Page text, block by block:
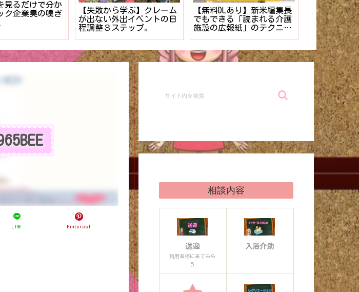
士のうちに解決
利用者様の入浴
する対策３ステ
送迎中の交通事故発生！！
二度と繰り返さない事故報
告書の書き方【マニュア
ル】
【まだ終わらない】を解
決⁉︎新人介護士でもできる
排泄介助の管理法
介護施設の
き方。【マ
LINE Pinterest
相談内容
送迎
利用者様に来てもら
う
入浴介助